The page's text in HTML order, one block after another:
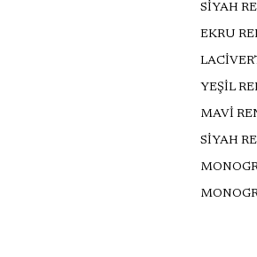
SİYAH
EKRU
YEŞİL
MAVİ
SİYAH